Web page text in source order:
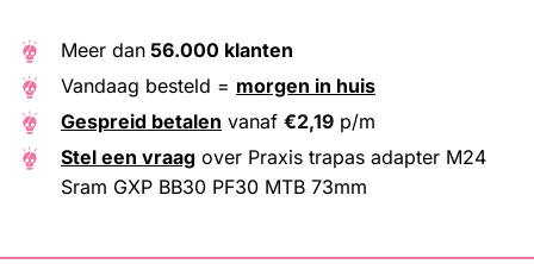
Meer dan 56.000 klanten
Vandaag besteld = morgen in huis
Gespreid betalen vanaf €2,19 p/m
Stel een vraag over Praxis trapas adapter M24
Sram GXP BB30 PF30 MTB 73mm